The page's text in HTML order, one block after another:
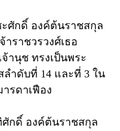
กดิ์ องค์ต้นราชสกุล
าราชวรวงศ์เธอ
านุช ทรงเป็นพระ
ลำดับที่ 14 และที่ 3 ใน
ารดาเฟือง
ดิ์ องค์ต้นราชสกุล